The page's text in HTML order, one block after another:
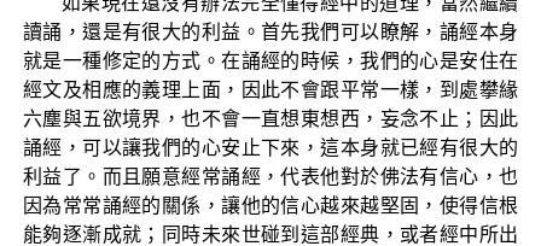
讀誦，還是有很大的利益。首先我們可以瞭解，誦經本身
就是一種修定的方式。在誦經的時候，我們的心是安住在
經文及相應的義理上面，因此不會跟平常一樣，到處攀緣
六塵與五欲境界，也不會一直想東想西，妄念不止；因此
誦經，可以讓我們的心安止下來，這本身就已經有很大的
利益了。而且願意經常誦經，代表他對於佛法有信心，也
因為常常誦經的關係，讓他的信心越來越堅固，使得信根
能夠逐漸成就；同時未來世碰到這部經典，或者經中所出